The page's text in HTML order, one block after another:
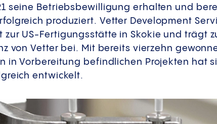
seine Betriebsbewilligung erhalten und
produziert. Vetter Development
zur US-Fertigungsstätte in Skokie und trägt
von Vetter bei. Mit bereits vierzehn
in Vorbereitung befindlichen Projekten hat
entwickelt.